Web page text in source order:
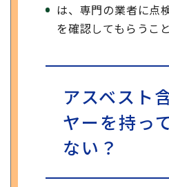
は、専門の業者に点
を確認してもらうこ
アスベスト
ヤーを持っ
ない？